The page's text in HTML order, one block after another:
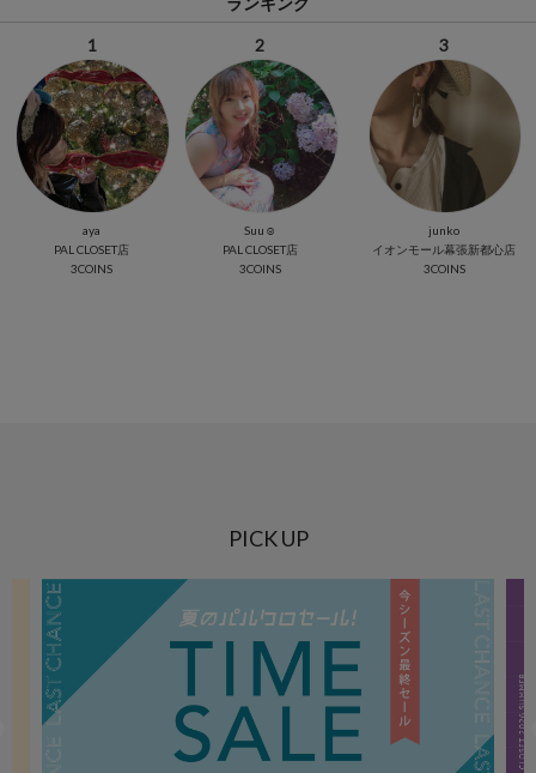
1
aya
PAL CLOSET店
3COINS
2
Suu☺︎
PAL CLOSET店
3COINS
3
junko
イオンモール幕張新都心店
3COINS
PICK UP